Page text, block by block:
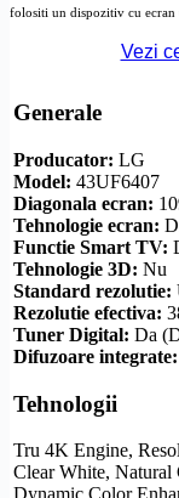
folositi un dispozitiv cu ecran
Vezi
Generale
Producator: LG
Model: 43UF6407
Diagonala ecran:
Tehnologie ecran:
Functie Smart TV:
Tehnologie 3D: Nu
Standard rezolutie:
Rezolutie efectiva:
Tuner Digital: Da (
Difuzoare integrate:
Tehnologii
Tru 4K Engine,
Clear White, Natural